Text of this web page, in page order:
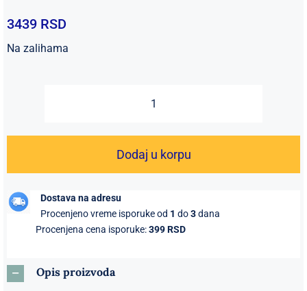
3439 RSD
Na zalihama
Dallas
Moderan
Dodaj u korpu
Dostava na adresu
Procenjeno vreme isporuke od 1 do3dana
Procenjena cena isporuke:399 RSD
Opis proizvoda